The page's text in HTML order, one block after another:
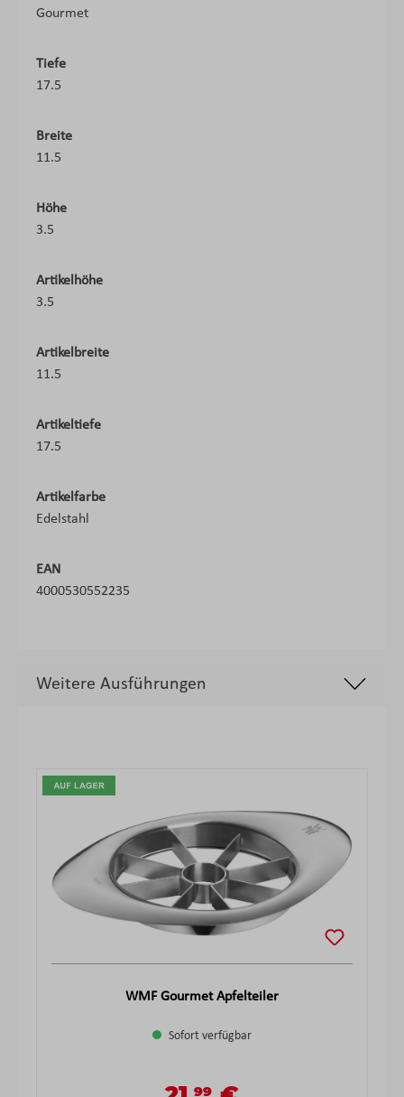
Gourmet
Tiefe
17.5
Breite
11.5
Höhe
3.5
Artikelhöhe
3.5
Artikelbreite
11.5
Artikeltiefe
17.5
Artikelfarbe
Edelstahl
EAN
4000530552235
Weitere Ausführungen
WMF Gourmet Apfelteiler
Sofort verfügbar
99